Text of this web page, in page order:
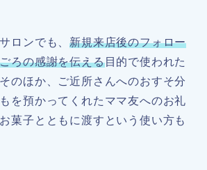
ロンでも、新規来店後のフォロー
ろの感謝を伝える目的で使われた
のほか、ご近所さんへのおすそ分
を預かってくれたママ友へのお礼
菓子とともに渡すという使い方も